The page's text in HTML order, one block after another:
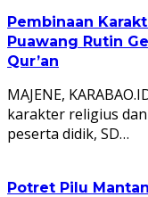
Pembinaan
Puawang Rutin
Qur’an
MAJENE,
karakter religius
peserta didik, SD…
Potret Pilu